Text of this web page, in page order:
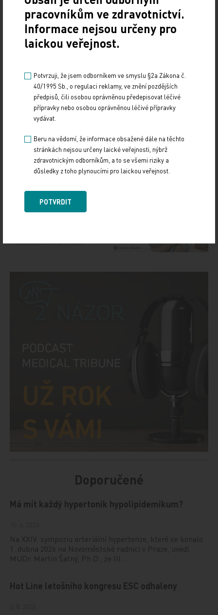
2,69 na 100 pacientoroků) oproti 213 případům u
pacientů léčených warfarinem (incidence 2,97 na
100 pacientoroků; HR = 0,95; 95% CI 0,79–1,14).
studií a potvrzují kvalitu dabigatranu, prvního
zástupce ze skupiny NOAC se specifickou reverzní
látkou, v reálné klinické praxi.
Sdílejte článek
Doporučené
Má mít každý hypertonik hypolipidemikum?
Na XXIV. sympoziu arteriální hypertenze, které se konalo
1. dubna 2026 na Novoměstské radnici v Praze, uvedl
MUDr. Martin Šatný, Ph.D., ze III.…
Hot Line letošního kongresu ESC odhaleny
pracovníkům ve zdravotnictví.
Informace nejsou určeny pro
laickou veřejnost.
Potvrzuji, že jsem odborníkem ve smyslu §2a Zákona č.
40/1995 Sb., o regulaci reklamy, ve znění pozdějších
předpisů, čili osobou oprávněnou předepisovat léčivé
přípravky nebo osobou oprávněnou léčivé přípravky
vydávat.
Beru na vědomí, že informace obsažené dále na těchto
stránkách nejsou určeny laické veřejnosti, nýbrž
zdravotnickým odborníkům, a to se všemi riziky a
důsledky z toho plynoucími pro laickou veřejnost.
POTVRDIT